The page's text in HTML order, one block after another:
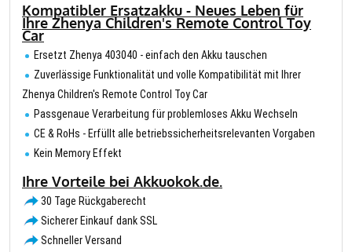
Kompatibler Ersatzakku - Neues Leben für
Ihre Zhenya Children's Remote Control Toy
Car
Ersetzt Zhenya 403040 - einfach den Akku tauschen
Zuverlässige Funktionalität und volle Kompatibilität mit Ihrer
Zhenya Children's Remote Control Toy Car
Passgenaue Verarbeitung für problemloses Akku Wechseln
CE & RoHs - Erfüllt alle betriebssicherheitsrelevanten Vorgaben
Kein Memory Effekt
Ihre Vorteile bei Akkuokok.de.
30 Tage Rückgaberecht
Sicherer Einkauf dank SSL
Schneller Versand